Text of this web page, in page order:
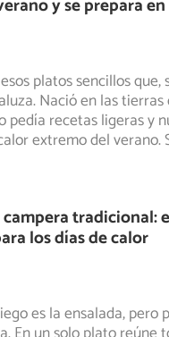
y se prepara
platos sencillos
Nació en las
pedía recetas ligeras y
extremo del verano.
campera tradicional:
los días de calor
es la ensalada,